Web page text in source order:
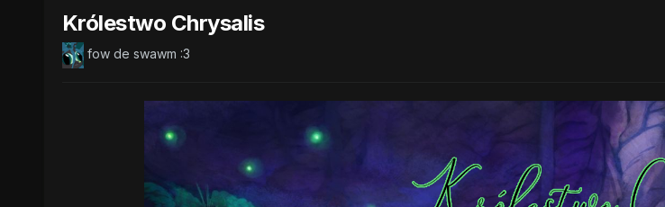
Królestwo Chrysalis
fow de swawm :3